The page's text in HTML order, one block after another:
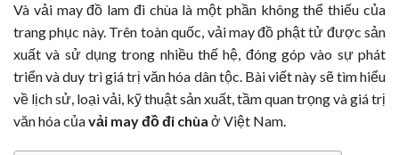
Và vải may đồ lam đi chùa là một phần không thể thiếu của
trang phục này. Trên toàn quốc, vải may đồ phật tử được sản
xuất và sử dụng trong nhiều thế hệ, đóng góp vào sự phát
triển và duy trì giá trị văn hóa dân tộc. Bài viết này sẽ tìm hiểu
về lịch sử, loại vải, kỹ thuật sản xuất, tầm quan trọng và giá trị
văn hóa củavải may đồ đi chùa ở Việt Nam.